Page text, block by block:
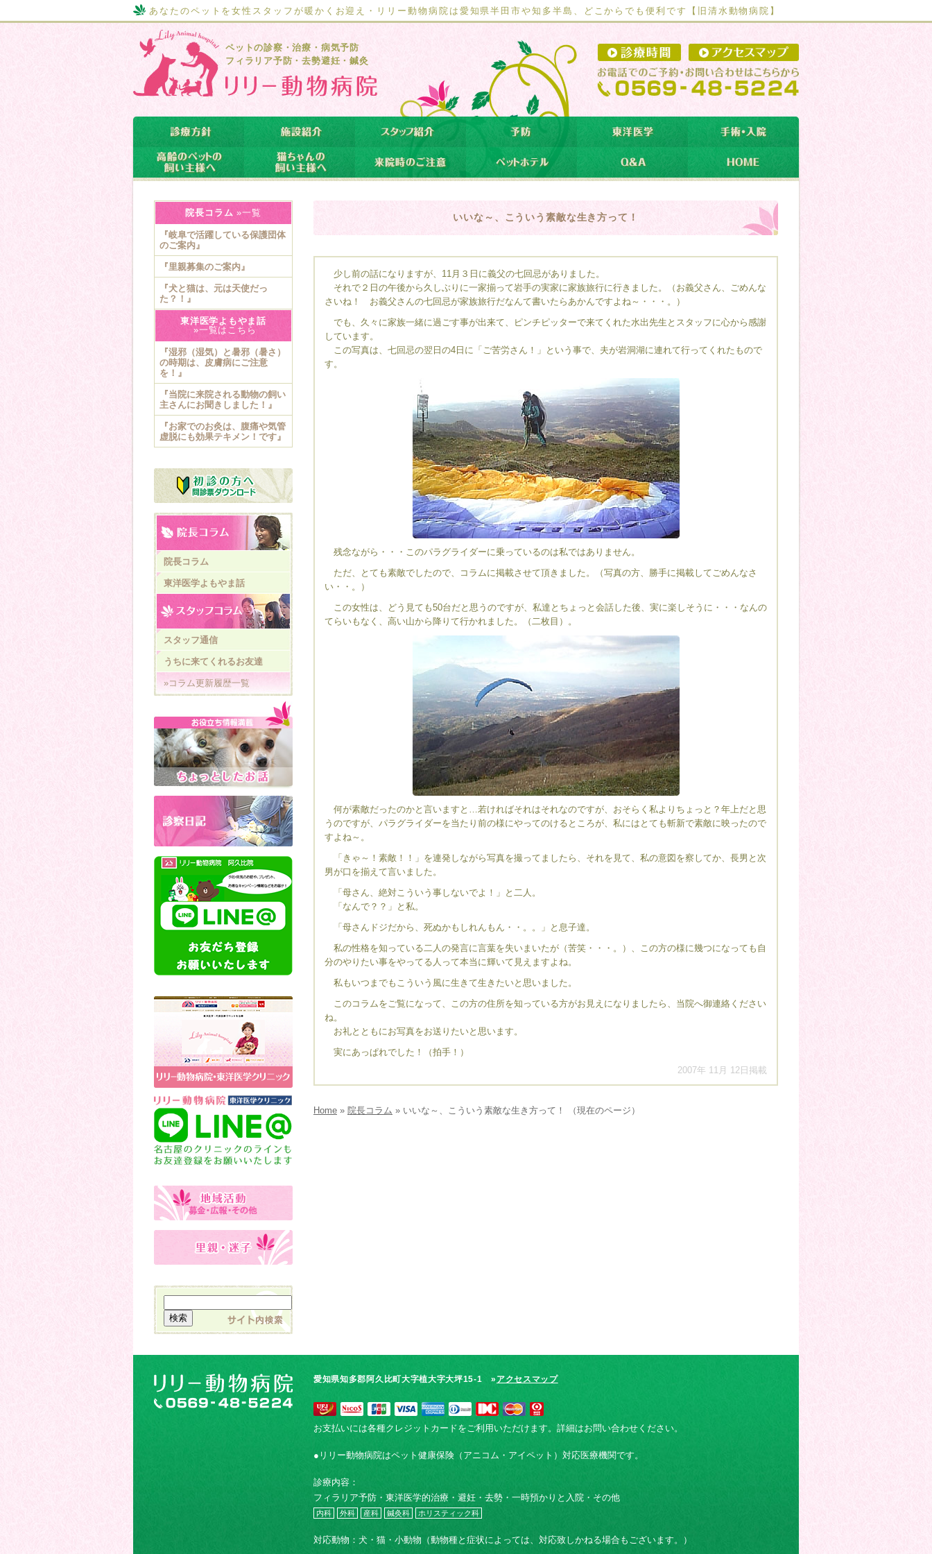
あなたのペットを女性スタッフが暖かくお迎え・リリー動物病院は愛知県半田市や知多半島、どこからでも便利です【 旧清水動物病院】
ペットの診察・治療・病気予防
フィラリア予防・去勢避妊・鍼灸
いいな～、こういう素敵な生き方って！
少し前の話になりますが、11月３日に義父の七回忌がありました。
それで２日の午後から久しぶりに一家揃って岩手の実家に家族旅行に行きました。（お義父さん、ごめんな
さいね！ お義父さんの七回忌が家族旅行だなんて書いたらあかんですよね～・・・。）
でも、久々に家族一緒に過ごす事が出来て、ピンチピッターで来てくれた水出先生とスタッフに心から感謝
しています。
この写真は、七回忌の翌日の4日に「ご苦労さん！」という事で、夫が岩洞湖に連れて行ってくれたもので
す。
残念ながら・・・このパラグライダーに乗っているのは私ではありません。
ただ、とても素敵でしたので、コラムに掲載させて頂きました。（写真の方、勝手に掲載してごめんなさ
い・・。）
この女性は、どう見ても50台だと思うのですが、私達とちょっと会話した後、実に楽しそうに・・・なんの
てらいもなく、高い山から降りて行かれました。（二枚目）。
何が素敵だったのかと言いますと…若ければそれはそれなのですが、おそらく私よりちょっと？年上だと思
うのですが、パラグライダーを当たり前の様にやってのけるところが、私にはとても斬新で素敵に映ったので
すよね～。
「きゃ～！素敵！！」を連発しながら写真を撮ってましたら、それを見て、私の意図を察してか、長男と次
男が口を揃えて言いました。
「母さん、絶対こういう事しないでよ！」と二人。
「なんで？？」と私。
「母さんドジだから、死ぬかもしれんもん・・。。」と息子達。
私の性格を知っている二人の発言に言葉を失いまいたが（苦笑・・・。）、この方の様に幾つになっても自
分のやりたい事をやってる人って本当に輝いて見えますよね。
私もいつまでもこういう風に生きて生きたいと思いました。
このコラムをご覧になって、この方の住所を知っている方がお見えになりましたら、当院へ御連絡ください
ね。
お礼とともにお写真をお送りたいと思います。
実にあっぱれでした！（拍手！）
2007年 11月 12日掲載
Home » 院長コラム » いいな～、こういう素敵な生き方って！ （現在のページ）
院長コラム »一覧
『岐阜で活躍している保護団体
のご案内』
『里親募集のご案内』
『犬と猫は、元は天使だっ
た？！』
東洋医学よもやま話
»一覧はこちら
『湿邪（湿気）と暑邪（暑さ）
の時期は、皮膚病にご注意
を！』
『当院に来院される動物の飼い
主さんにお聞きしました！』
『お家でのお灸は、腹痛や気管
虚脱にも効果テキメン！です』
院長コラム
東洋医学よもやま話
スタッフ通信
うちに来てくれるお友達
»コラム更新履歴一覧
愛知県知多郡阿久比町大字植大字大坪15-1 »アクセスマップ
お支払いには各種クレジットカードをご利用いただけます。詳細はお問い合わせください。
●リリー動物病院はペット健康保険（アニコム・アイペット）対応医療機関です。
診療内容：
フィラリア予防・東洋医学的治療・避妊・去勢・一時預かりと入院・その他
内科 外科 産科 鍼灸科 ホリスティック科
対応動物：犬・猫・小動物（動物種と症状によっては、対応致しかねる場合もございます。）